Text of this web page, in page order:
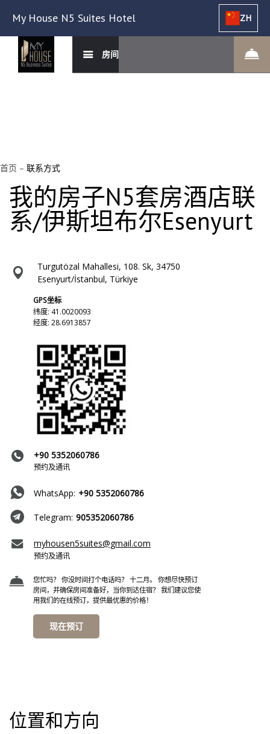
My House N5 Suites Hotel ZH
房间
首页 – 联系方式
我的房子N5套房酒店联
系/伊斯坦布尔Esenyurt
Turgutözal Mahallesi, 108. Sk, 34750
Esenyurt/İstanbul, Türkiye
GPS坐标
纬度: 41.0020093
经度: 28.6913857
+90 5352060786
预约及通讯
WhatsApp: +90 5352060786
Telegram: 905352060786
myhousen5suites@gmail.com
预约及通讯
您忙吗？ 你没时间打个电话吗？ 十二月。 你想尽快预订
房间，并确保房间准备好，当你到达住宿？ 我们建议您使
用我们的在线预订，提供最优惠的价格！
现在预订
位置和方向